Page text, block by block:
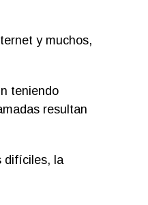
y muchos,
teniendo
resultan
difíciles, la